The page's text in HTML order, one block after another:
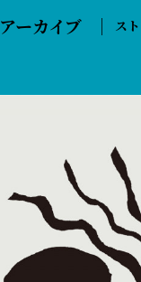
アーカイブ ス